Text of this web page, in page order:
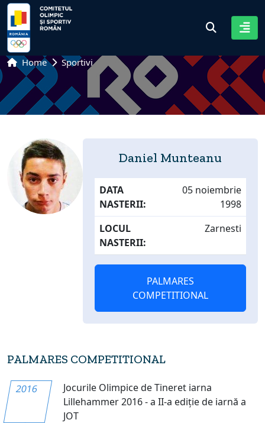
Home Sportivi
Daniel Munteanu
DATA
NASTERII:
05 noiembrie
1998
LOCUL
NASTERII:
Zarnesti
PALMARES
COMPETITIONAL
PALMARES COMPETITIONAL
2016
Jocurile Olimpice de Tineret iarna
Lillehammer 2016 - a II-a ediție de iarnă a
JOT